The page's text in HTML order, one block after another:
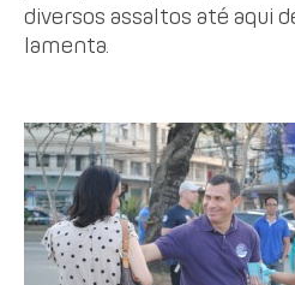
diversos assaltos até aqui
lamenta.